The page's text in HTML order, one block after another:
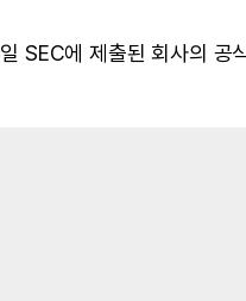
SEC에 제출된 회사의 공